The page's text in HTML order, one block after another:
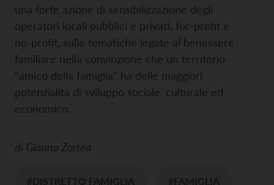
una forte azione di sensibilizzazione degli
operatori locali pubblici e privati, for-profit e
no-profit, sulle tematiche legate al benessere
familiare nella convinzione che un territorio
“amico della famiglia” ha delle maggiori
potenzialità di sviluppo sociale, culturale ed
economico.
di Gianna Zortea
#DISTRETTO FAMIGLIA #FAMIGLIA